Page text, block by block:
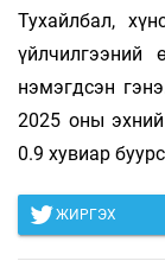
Тухайлбал,
үйлчилгээний
нэмэгдсэн
2025 оны
0.9 хувиар
ЖИРГЭХ